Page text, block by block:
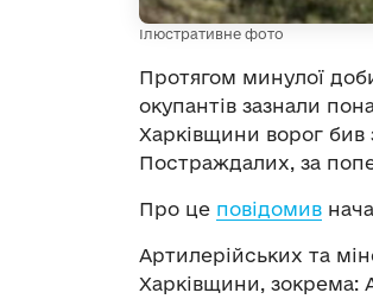
Ілюстративне фото
Протягом минулої
окупантів зазнали
Харківщини ворог бив
Постраждалих, за
Про це повідомив
Артилерійських та
Харківщини, зокрема: